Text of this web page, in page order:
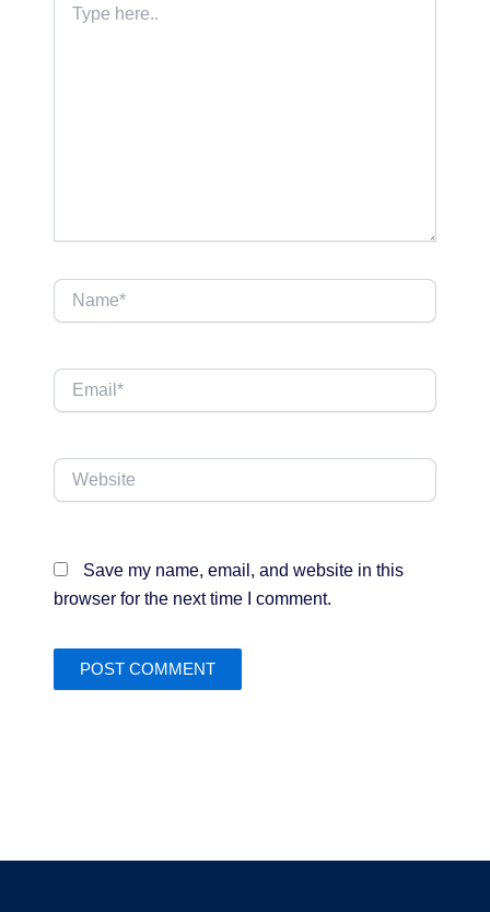
here..
Name*
Email*
Website
Save my name, email, and website in this
browser for the next time I comment.